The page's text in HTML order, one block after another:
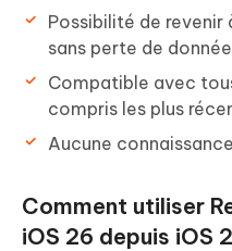
Possibilité de revenir
sans perte de
Compatible avec
compris les plus
Aucune
Comment utiliser
iOS 26 depuis iOS